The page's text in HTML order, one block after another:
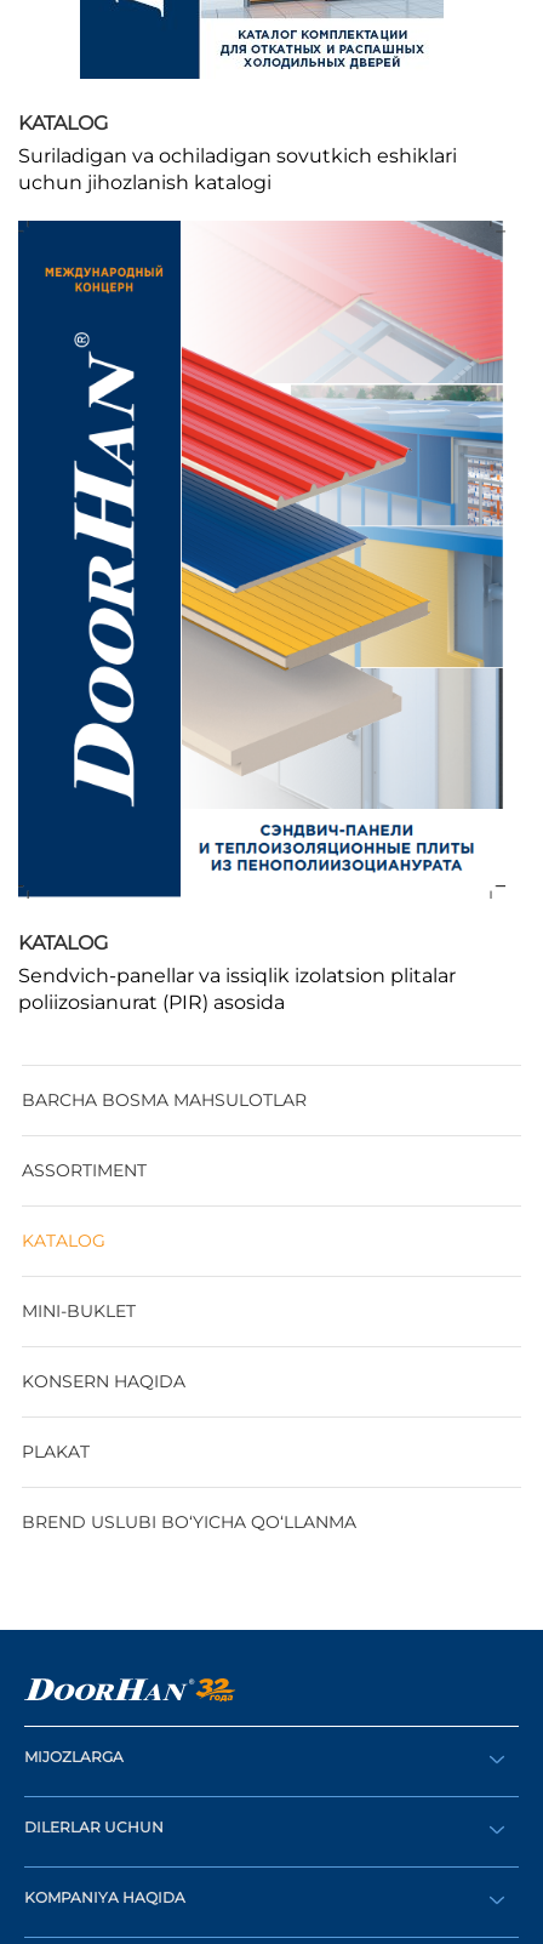
KATALOG
Suriladigan va ochiladigan sovutkich eshiklari
uchun jihozlanish katalogi
KATALOG
Sendvich-panellar va issiqlik izolatsion plitalar
poliizosianurat (PIR) asosida
BARCHA BOSMA MAHSULOTLAR
ASSORTIMENT
KATALOG
MINI-BUKLET
KONSERN HAQIDA
PLAKAT
BREND USLUBI BO‘YICHA QO‘LLANMA
MIJOZLARGA
Buyurtma berish
DILERLAR UCHUN
Diler bo‘lish
Shaxsiy kabinetga kirish
KOMPANIYA HAQIDA
Kompaniya tarixi